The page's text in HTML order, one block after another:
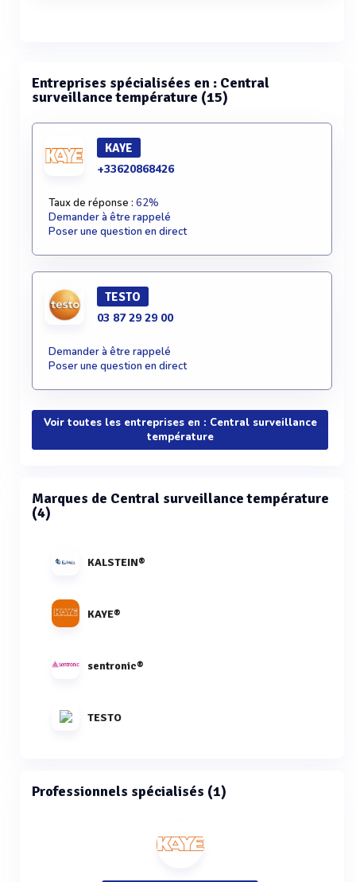
Entreprises spécialisées en : Central
surveillance température (15)
KAYE
+33620868426
Taux de réponse : 62%
Demander à être rappelé
Poser une question en direct
TESTO
03 87 29 29 00
Demander à être rappelé
Poser une question en direct
Voir toutes les entreprises en : Central surveillance
température
Marques de Central surveillance température
(4)
KALSTEIN®
KAYE®
sentronic®
TESTO
Professionnels spécialisés (1)